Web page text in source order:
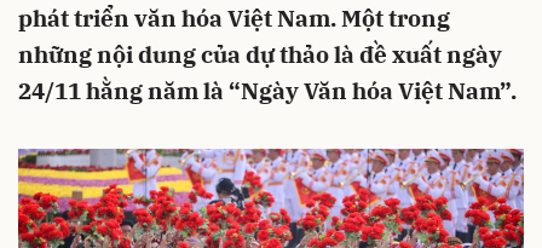
phát triển văn hóa Việt Nam. Một trong
những nội dung của dự thảo là đề xuất ngày
24/11 hằng năm là “Ngày Văn hóa Việt Nam”.